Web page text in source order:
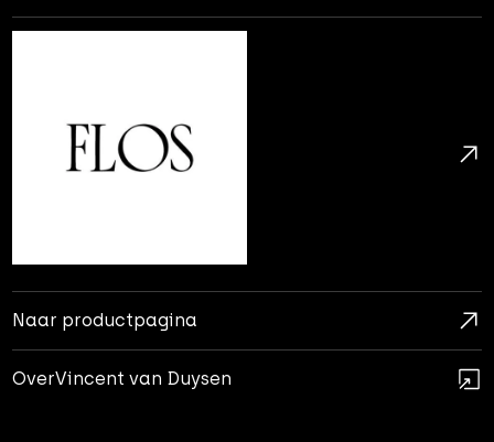
Naar productpagina
OverVincent van Duysen